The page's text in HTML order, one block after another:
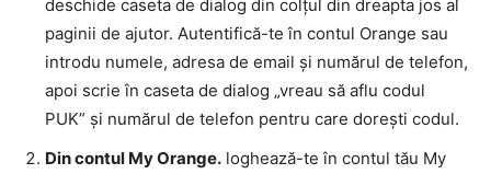
deschide caseta de dialog din colțul din dreapta jos al
paginii de ajutor. Autentifică-te în contul Orange sau
introdu numele, adresa de email și numărul de telefon,
apoi scrie în caseta de dialog „vreau să aflu codul
PUK” și numărul de telefon pentru care dorești codul.
Din contul My Orange. loghează-te în contul tău My